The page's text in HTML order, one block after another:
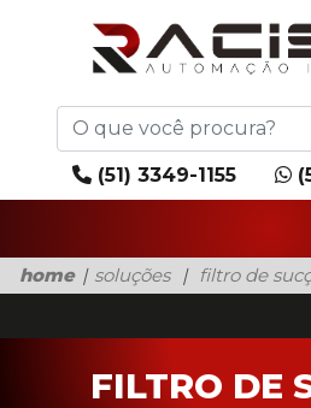
(51) 3349-1155
home soluções filtro de
FILTRO DE